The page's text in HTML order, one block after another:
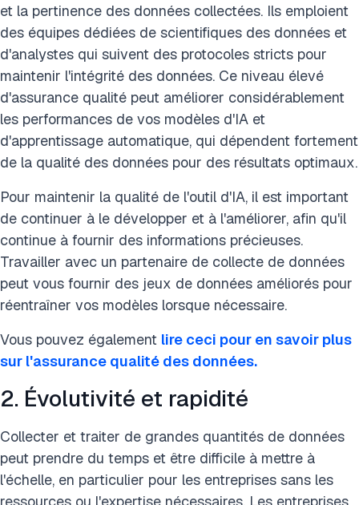
et la pertinence des données collectées. Ils emploient
des équipes dédiées de scientifiques des données et
d'analystes qui suivent des protocoles stricts pour
maintenir l'intégrité des données. Ce niveau élevé
d'assurance qualité peut améliorer considérablement
les performances de vos modèles d'IA et
d'apprentissage automatique, qui dépendent fortement
de la qualité des données pour des résultats optimaux.
Pour maintenir la qualité de l'outil d'IA, il est important
de continuer à le développer et à l'améliorer, afin qu'il
continue à fournir des informations précieuses.
Travailler avec un partenaire de collecte de données
peut vous fournir des jeux de données améliorés pour
réentraîner vos modèles lorsque nécessaire.
Vous pouvez également lire ceci pour en savoir plus
sur l'assurance qualité des données.
2. Évolutivité et rapidité
Collecter et traiter de grandes quantités de données
peut prendre du temps et être difficile à mettre à
l'échelle, en particulier pour les entreprises sans les